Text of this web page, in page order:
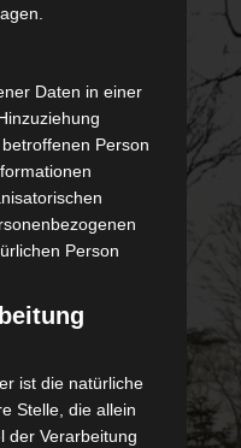
Daten in einer
Person
Person
ist die natürliche
Stelle, die allein
der Verarbeitung